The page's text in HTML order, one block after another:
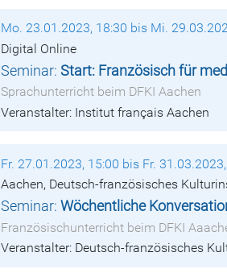
Mo. 23.01.2023, 18:30 bis Mi.
Digital Online
Seminar:Start: Französisch für
Sprachunterricht beim DFKI Aachen
Veranstalter: Institut français Aachen
Fr. 27.01.2023, 15:00 bis Fr.
Aachen, Deutsch-französisches
Seminar:Wöchentliche
Französischunterricht beim DFKI
Veranstalter: Deutsch-französisches